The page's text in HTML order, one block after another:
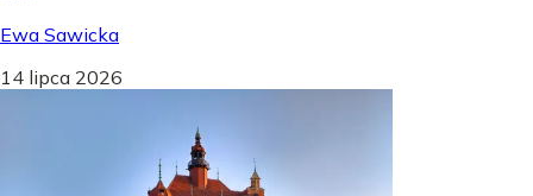
Ewa Sawicka
14 lipca 2026